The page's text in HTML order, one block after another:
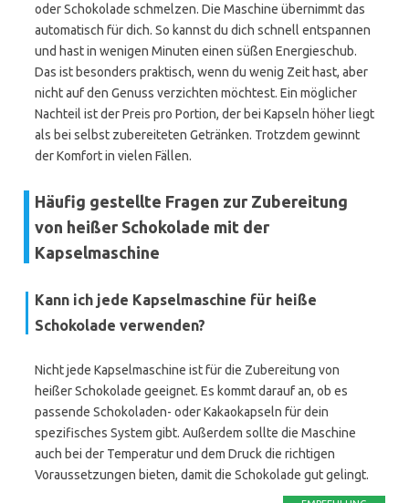
oder Schokolade schmelzen. Die Maschine übernimmt das
automatisch für dich. So kannst du dich schnell entspannen
und hast in wenigen Minuten einen süßen Energieschub.
Das ist besonders praktisch, wenn du wenig Zeit hast, aber
nicht auf den Genuss verzichten möchtest. Ein möglicher
Nachteil ist der Preis pro Portion, der bei Kapseln höher liegt
als bei selbst zubereiteten Getränken. Trotzdem gewinnt
der Komfort in vielen Fällen.
Häufig gestellte Fragen zur Zubereitung
von heißer Schokolade mit der
Kapselmaschine
Kann ich jede Kapselmaschine für heiße
Schokolade verwenden?
Nicht jede Kapselmaschine ist für die Zubereitung von
heißer Schokolade geeignet. Es kommt darauf an, ob es
passende Schokoladen- oder Kakaokapseln für dein
spezifisches System gibt. Außerdem sollte die Maschine
auch bei der Temperatur und dem Druck die richtigen
Voraussetzungen bieten, damit die Schokolade gut gelingt.